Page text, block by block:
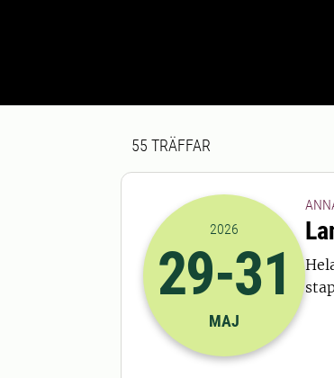
Sökresultat
55 TRÄFFAR
2026-29-05 07:00
2026
29-31
MAJ